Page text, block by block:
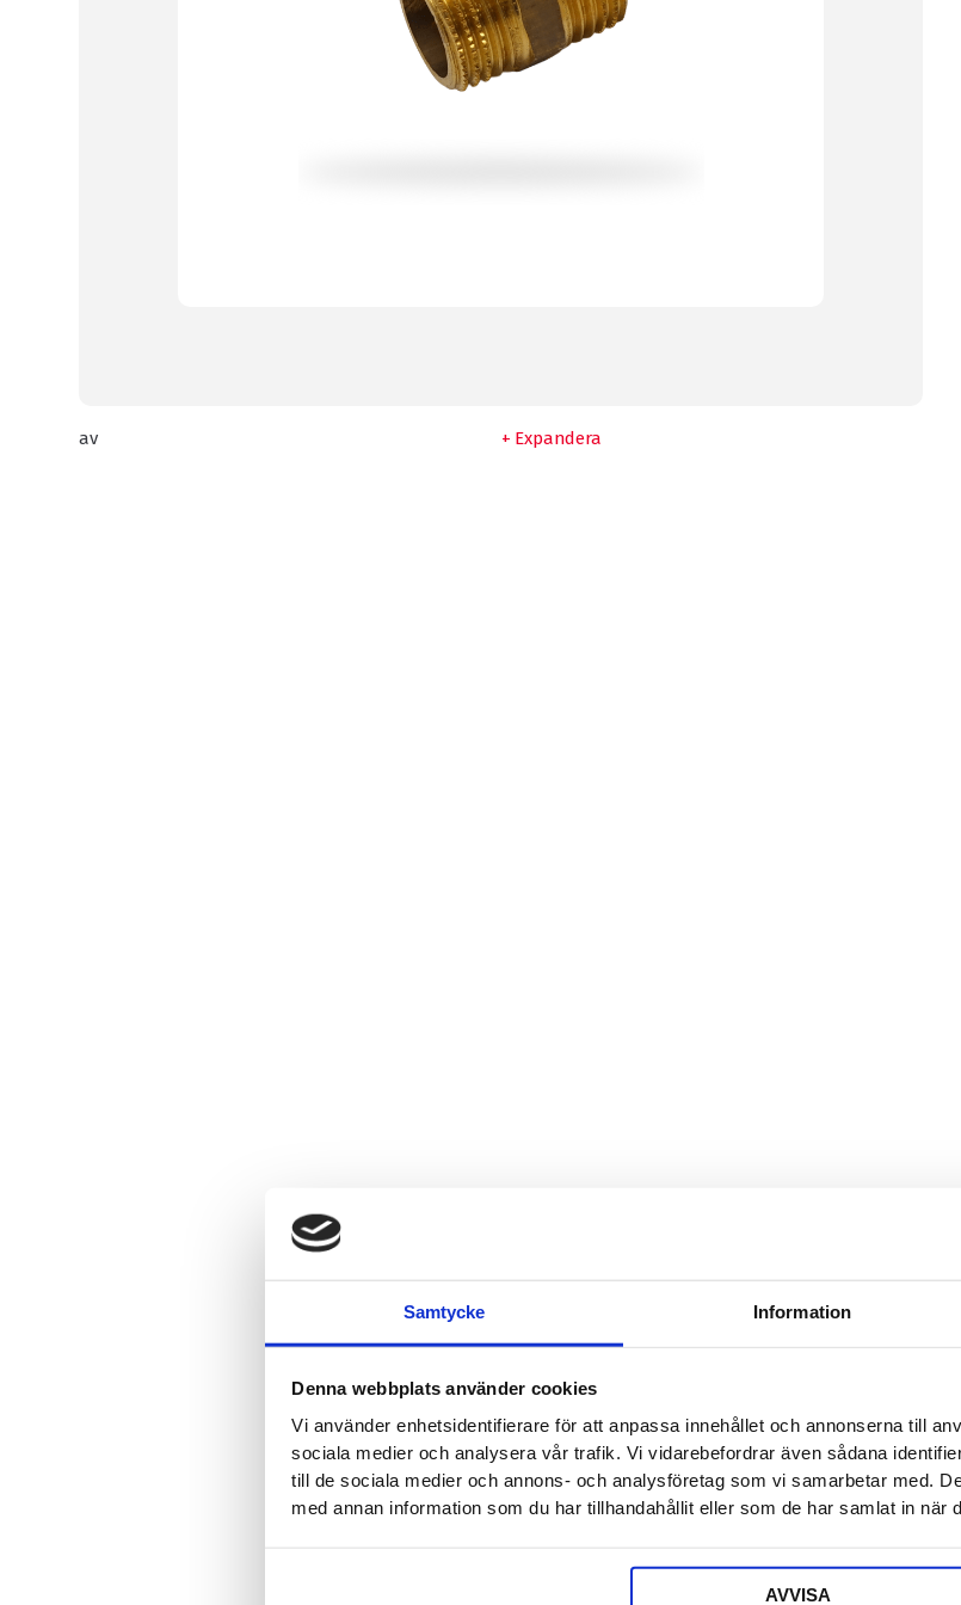
Samtycke Information
Denna webbplats använder cookies
Vi använder enhetsidentifierare för att anpassa innehållet och annonserna till
sociala medier och analysera vår trafik. Vi vidarebefordrar även sådana
till de sociala medier och annons- och analysföretag som vi samarbetar med.
med annan information som du har tillhandahållit eller som de har samlat in när
AVVISA
av Expandera